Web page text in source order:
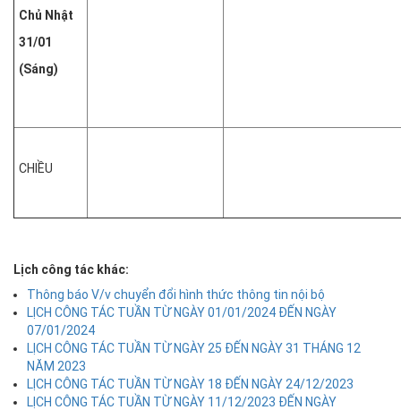
Chủ Nhật
31/01
(Sáng)
CHIỀU
Lịch công tác khác:
Thông báo V/v chuyển đổi hình thức thông tin nội bộ
LỊCH CÔNG TÁC TUẦN TỪ NGÀY 01/01/2024 ĐẾN NGÀY
07/01/2024
LỊCH CÔNG TÁC TUẦN TỪ NGÀY 25 ĐẾN NGÀY 31 THÁNG 12
NĂM 2023
LỊCH CÔNG TÁC TUẦN TỪ NGÀY 18 ĐẾN NGÀY 24/12/2023
LỊCH CÔNG TÁC TUẦN TỪ NGÀY 11/12/2023 ĐẾN NGÀY